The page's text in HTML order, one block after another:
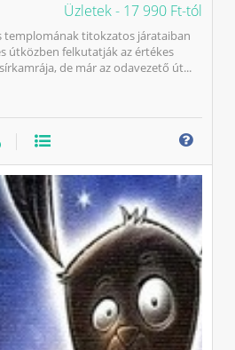
Üzletek - 17 990 Ft-tól
templomának titokzatos járataiban
útközben felkutatják az értékes
de már az odavezető út...